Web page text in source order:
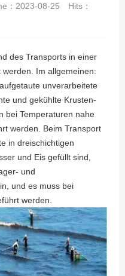
：2023-08-25
Hits：
des Transports in einer
Im allgemeinen:
unverarbeitete
und gekühlte Krusten-
bei Temperaturen nahe
werden. Beim Transport
in dreischichtigen
und Eis gefüllt sind,
und
und es muss bei
werden.